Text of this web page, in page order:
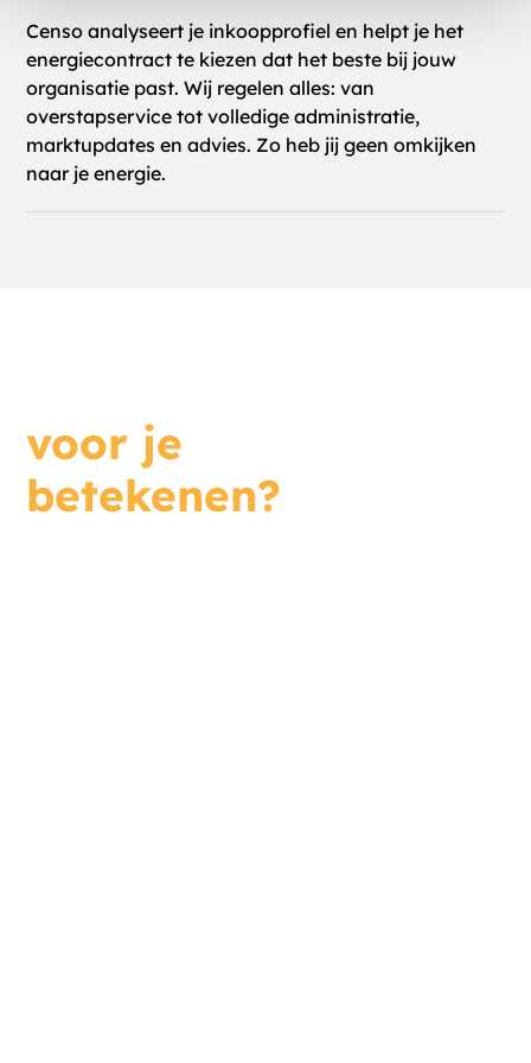
We gebruiken cookies om content en advertenties te
personaliseren, om functies voor social media te bieden
en om ons websiteverkeer te analyseren. Ook delen we
informatie over uw gebruik van onze site met onze
partners voor social media, adverteren en analyse. Deze
partners kunnen deze gegevens combineren met andere
informatie die u aan ze heeft verstrekt of die ze hebben
verzameld op basis van uw gebruik van hun services.
Censo analyseert je inkoopprofiel en helpt je het
energiecontract te kiezen dat het beste bij jouw
organisatie past. Wij regelen alles: van
overstapservice tot volledige administratie,
marktupdates en advies. Zo heb jij geen omkijken
naar je energie.
voor je
betekenen?